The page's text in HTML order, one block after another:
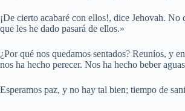
¡De cierto acabaré con ellos!, dice Jehovah.
que les he dado pasará de ellos.»
¿Por qué nos quedamos sentados? Reuníos, y
nos ha hecho perecer. Nos ha hecho beber
Esperamos paz, y no hay tal bien; tiempo de